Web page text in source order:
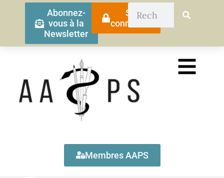
Abonnez-
vous à la
Newsletter
Se
connecter
Membres AAPS